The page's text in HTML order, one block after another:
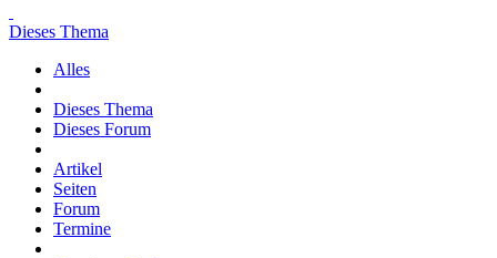
Dieses Thema
Alles
Dieses Thema
Dieses Forum
Artikel
Seiten
Forum
Termine